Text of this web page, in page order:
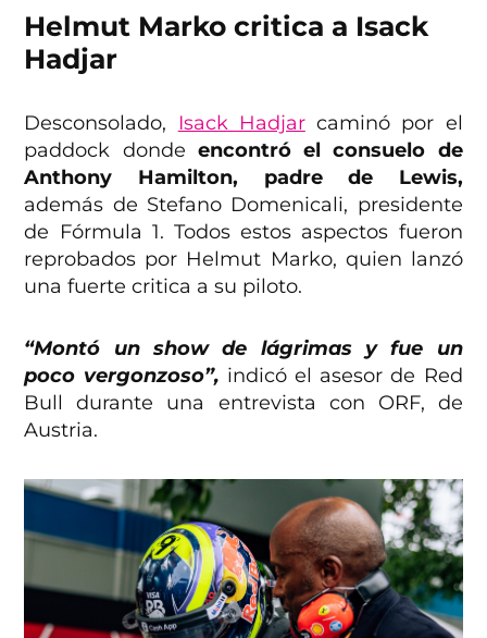
Helmut Marko critica a Isack
Hadjar
Desconsolado, Isack Hadjarcaminó por el
paddock donde encontró el consuelo de
Anthony Hamilton, padre de Lewis,
además de Stefano Domenicali, presidente
de Fórmula 1. Todos estos aspectos fueron
reprobados por Helmut Marko, quien lanzó
una fuerte critica a su piloto.
“Montó un show de lágrimas y fue un
poco vergonzoso”, indicó el asesor de Red
Bull durante una entrevista con ORF, de
Austria.